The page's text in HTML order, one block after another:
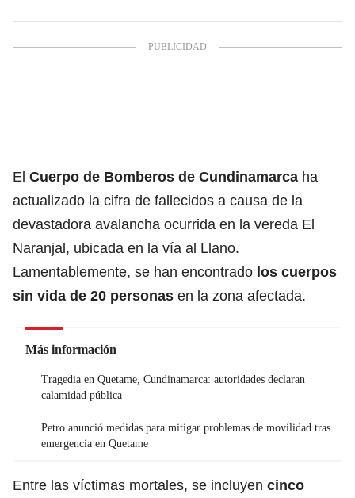
El Cuerpo de Bomberos de Cundinamarca ha
actualizado la cifra de fallecidos a causa de la
devastadora avalancha ocurrida en la vereda El
Naranjal, ubicada en la vía al Llano.
Lamentablemente, se han encontrado los cuerpos
sin vida de 20 personas en la zona afectada.
Más información
Tragedia en Quetame, Cundinamarca: autoridades declaran
calamidad pública
Petro anunció medidas para mitigar problemas de movilidad tras
emergencia en Quetame
Entre las víctimas mortales, se incluyen cinco